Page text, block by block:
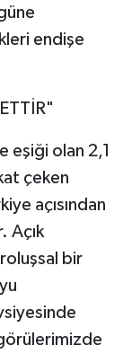
endişe
eşiği olan 2,1
çeken
açısından
Açık
bir